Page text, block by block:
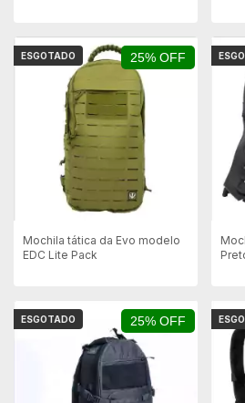
25% OFF
ESGOTADO
Mochila tática da Evo modelo
EDC Lite Pack
25% OFF
ESGOTADO